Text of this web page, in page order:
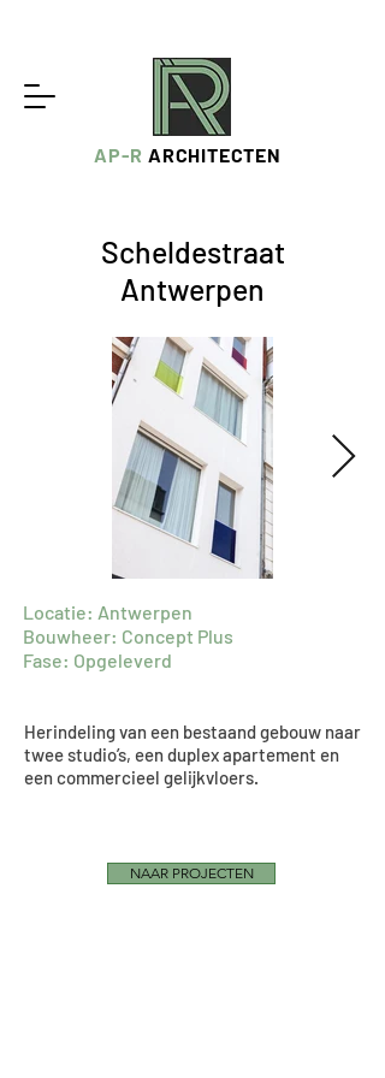
AP-R ARCHITECTEN
Scheldestraat
Antwerpen
Locatie: Antwerpen
Bouwheer: Concept Plus
Fase: Opgeleverd
Herindeling van een bestaand gebouw naar
twee studio’s, een duplex apartement en
een commercieel gelijkvloers.
NAAR PROJECTEN